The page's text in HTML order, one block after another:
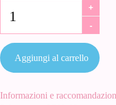
+
-
Aggiungi al carrello
Informazioni e